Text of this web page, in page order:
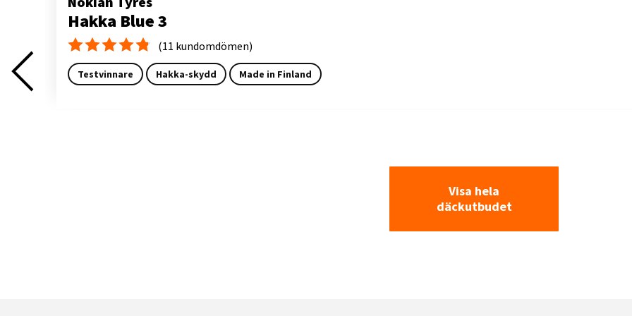
Hakka Blue 3
Medelbetyg 4.8 (11 kundomdömen)
Testvinnare Hakka-skydd Made in Finland
Visa hela
däckutbudet